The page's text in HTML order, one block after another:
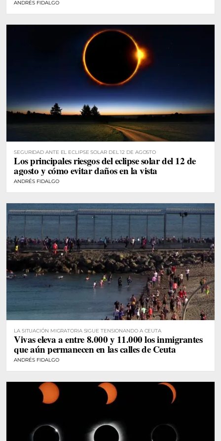
ANDRÉS FIDALGO
SEGURIDAD ANTE EL ECLIPSE SOLAR DEL 12 DE AGOSTO
Los principales riesgos del eclipse solar del 12 de
agosto y cómo evitar daños en la vista
ANDRÉS FIDALGO
LA SITUACIÓN MIGRATORIA SIGUE TENSIONANDO A CEUTA
Vivas eleva a entre 8.000 y 11.000 los inmigrantes
que aún permanecen en las calles de Ceuta
ANDRÉS FIDALGO